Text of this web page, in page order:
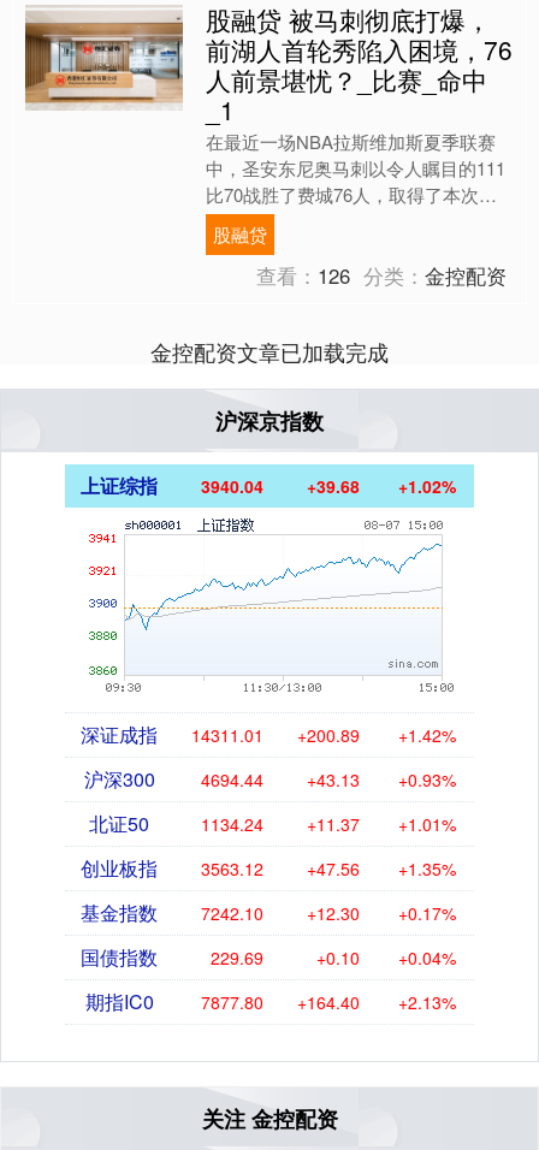
股融贷 被马刺彻底打爆，
前湖人首轮秀陷入困境，76
人前景堪忧？_比赛_命中
_1
在最近一场NBA拉斯维加斯夏季联赛
中，圣安东尼奥马刺以令人瞩目的111
比70战胜了费城76人，取得了本次夏
季联赛的第一场胜利。这场比赛中，
76人的先发控卫杰伦·....
股融贷
查看： 126 分类：金控配资
金控配资文章已加载完成
沪深京指数
上证综指 3940.04 +39.68 +1.02%
深证成指 14311.01 +200.89 +1.42%
沪深300 4694.44 +43.13 +0.93%
北证50 1134.24 +11.37 +1.01%
创业板指 3563.12 +47.56 +1.35%
基金指数 7242.10 +12.30 +0.17%
国债指数 229.69 +0.10 +0.04%
期指IC0 7877.80 +164.40 +2.13%
关注 金控配资